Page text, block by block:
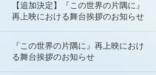
【追加決定】『この世界の片隅に』
再上映における舞台挨拶のお知らせ
『この世界の片隅に』再上映におけ
る舞台挨拶のお知らせ